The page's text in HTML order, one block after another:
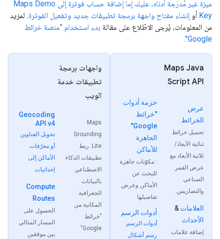
ميزة غير مُدرَجة أدناه، عليك إما إضافة حساب فوترة إلى Maps Demo
Key أو إنشاء مفتاح واجهة برمجة تطبيقات جديد وتفعيل الفوترة. لمزيد
من المعلومات، يُرجى الاطّلاع على مقالة بدء استخدام "منصة خرائط
Google"
.
Maps Java
Script API
عرض
الخرائط
تحميل خرائط
ثنائية الأبعاد/
ثلاثية الأبعاد مع
عرض القمر
الصناعي
والتضاريس.
العلامات &
الأحداث
إضافة علامات
حزمة أدوات
"خرائط
Google"
الجاهزة
للأماكن
: مكوّنات جاهزة
للبحث عن
الأماكن وعرض
تفاصيلها
أدوات الرسم
أدوات الرسم:
رسم أشكال
واجهات برمجة
تطبيقات خدمة
الويب
Maps
Grounding
Lite: ربط
تطبيقات الذكاء
الاصطناعي
بالبيانات
الجغرافية
المكانية من
"خرائط
Google"
Geocoding
API v4
تحويل العناوين
أو معرّفات
الأماكن إلى
إحداثيات
Compute
Routes
الحصول على
المسار المثالي
بين موقعَين